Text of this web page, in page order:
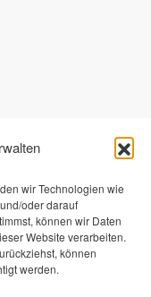
wir Technologien wie
oder darauf
können wir Daten
Website verarbeiten.
können
werden.